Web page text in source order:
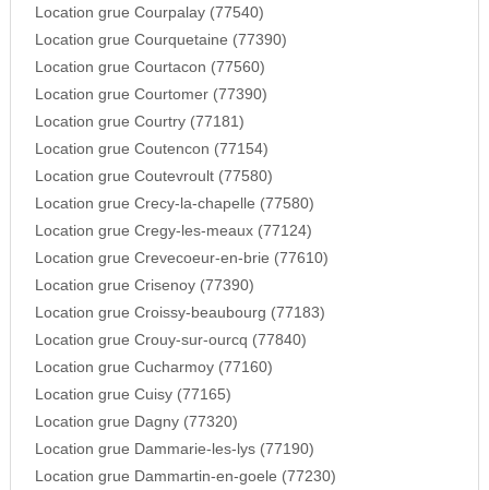
Location grue Courpalay (77540)
Location grue Courquetaine (77390)
Location grue Courtacon (77560)
Location grue Courtomer (77390)
Location grue Courtry (77181)
Location grue Coutencon (77154)
Location grue Coutevroult (77580)
Location grue Crecy-la-chapelle (77580)
Location grue Cregy-les-meaux (77124)
Location grue Crevecoeur-en-brie (77610)
Location grue Crisenoy (77390)
Location grue Croissy-beaubourg (77183)
Location grue Crouy-sur-ourcq (77840)
Location grue Cucharmoy (77160)
Location grue Cuisy (77165)
Location grue Dagny (77320)
Location grue Dammarie-les-lys (77190)
Location grue Dammartin-en-goele (77230)